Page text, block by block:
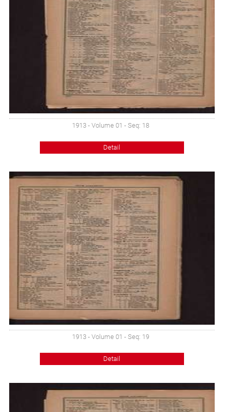
1913 - Volume 01 - Seq: 18
Detail
1913 - Volume 01 - Seq: 19
Detail